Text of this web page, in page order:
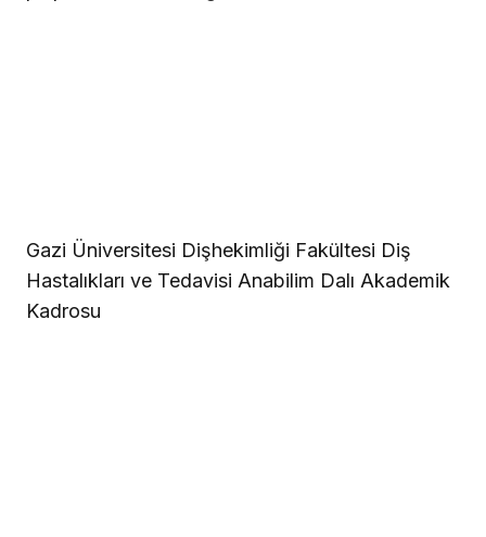
Gazi Üniversitesi Dişhekimliği Fakültesi Diş
Hastalıkları ve Tedavisi Anabilim Dalı Akademik
Kadrosu